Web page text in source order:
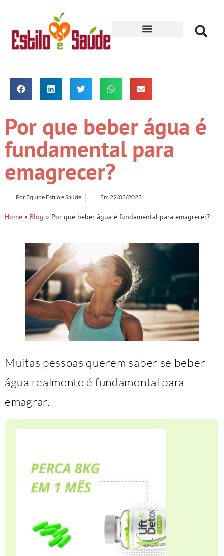
Por que beber água é
fundamental para
emagrecer?
Por Equipe Estilo e Saúde Em 22/03/2023
Home » Blog » Por que beber água é fundamental para emagrecer?
Muitas pessoas querem saber se beber
água realmente é fundamental para
emagrar.